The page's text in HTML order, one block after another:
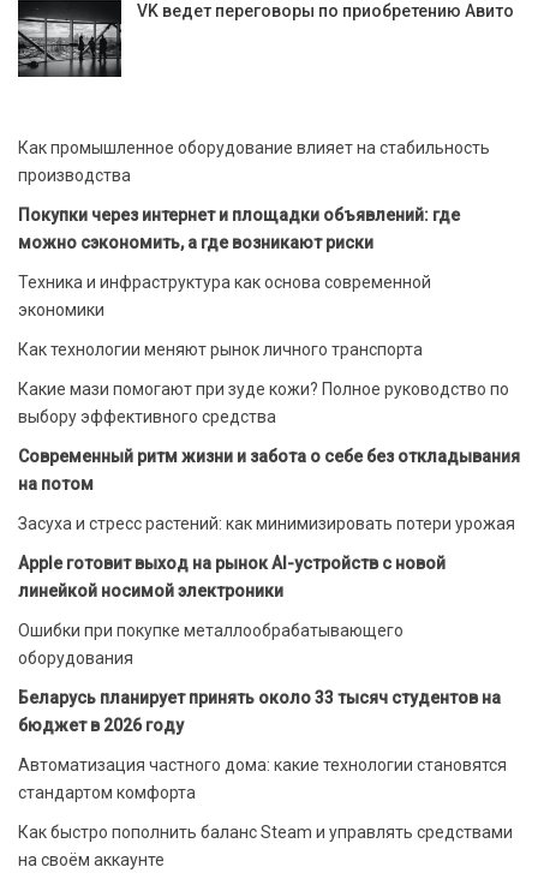
VK ведет переговоры по приобретению Авито
Как промышленное оборудование влияет на стабильность
производства
Покупки через интернет и площадки объявлений: где
можно сэкономить, а где возникают риски
Техника и инфраструктура как основа современной
экономики
Как технологии меняют рынок личного транспорта
Какие мази помогают при зуде кожи? Полное руководство по
выбору эффективного средства
Современный ритм жизни и забота о себе без откладывания
на потом
Засуха и стресс растений: как минимизировать потери урожая
Apple готовит выход на рынок AI-устройств с новой
линейкой носимой электроники
Ошибки при покупке металлообрабатывающего
оборудования
Беларусь планирует принять около 33 тысяч студентов на
бюджет в 2026 году
Автоматизация частного дома: какие технологии становятся
стандартом комфорта
Как быстро пополнить баланс Steam и управлять средствами
на своём аккаунте